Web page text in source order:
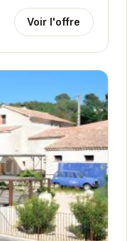
Voir l'offre